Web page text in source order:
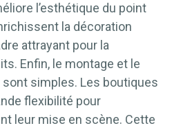
l’esthétique du point
la décoration
attrayant pour la
Enfin, le montage et le
simples. Les boutiques
flexibilité pour
leur mise en scène. Cette